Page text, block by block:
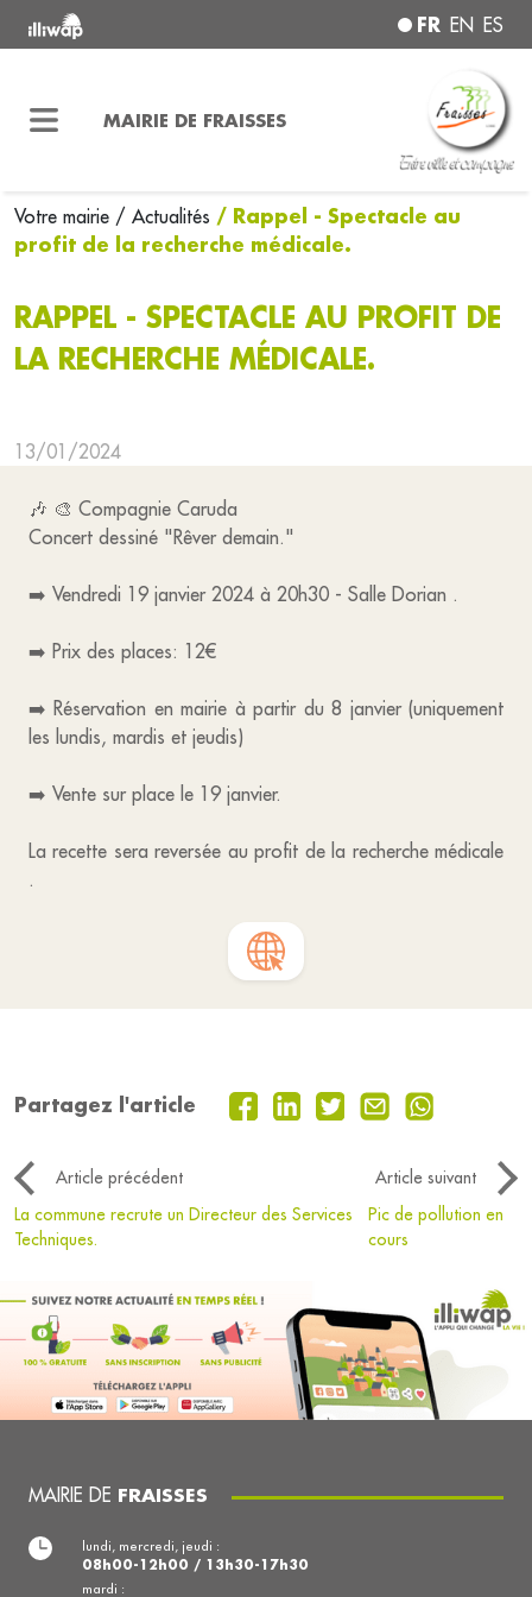
FR EN ES
MAIRIE DE FRAISSES
Votre mairie / Actualités / Rappel - Spectacle au
profit de la recherche médicale.
RAPPEL - SPECTACLE AU PROFIT DE
LA RECHERCHE MÉDICALE.
13/01/2024
🎶 🎨 Compagnie Caruda
Concert dessiné "Rêver demain."
➡️ Vendredi 19 janvier 2024 à 20h30 - Salle Dorian .
➡️ Prix des places: 12€
➡️ Réservation en mairie à partir du 8 janvier (uniquement
les lundis, mardis et jeudis)
➡️ Vente sur place le 19 janvier.
La recette sera reversée au profit de la recherche médicale
.
Partagez l'article
Article précédent
Article suivant
La commune recrute un Directeur des Services
Techniques.
Pic de pollution en
cours
MAIRIE DE FRAISSES
lundi, mercredi, jeudi :
08h00-12h00 / 13h30-17h30
mardi :